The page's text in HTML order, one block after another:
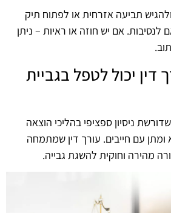
תביעה אזרחית או לפתוח תיק
אם יש חוזה או ראיות – ניתן
דין יכול לטפל בגביית
ניסיון ספציפי בהליכי הוצאה
ומתן עם חייבים. עורך דין שמתמחה
מהירה וחוקית להשגת גבייה.